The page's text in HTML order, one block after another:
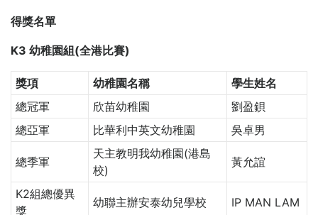
得獎名單
K3 幼稚園組(全港比賽)
獎項 幼稚園名稱
學生姓名
總冠軍
欣苗幼稚園
劉盈鋇
總亞軍
比華利中英文幼稚園 吳卓男
總季軍
天主教明我幼稚園(港島
校)
黃允誼
K2組總優異
獎
幼聯主辦安泰幼兒學校 IP MAN LAM